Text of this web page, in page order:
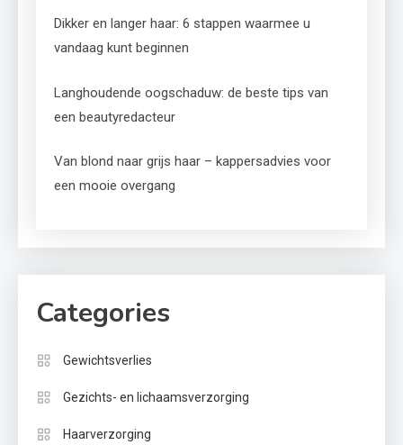
Dikker en langer haar: 6 stappen waarmee u
vandaag kunt beginnen
Langhoudende oogschaduw: de beste tips van
een beautyredacteur
Van blond naar grijs haar – kappersadvies voor
een mooie overgang
Categories
Gewichtsverlies
Gezichts- en lichaamsverzorging
Haarverzorging